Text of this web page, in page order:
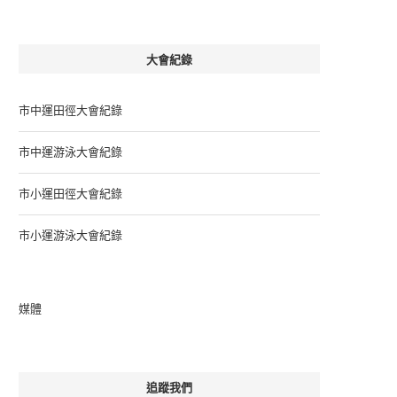
大會紀錄
市中運田徑大會紀錄
市中運游泳大會紀錄
市小運田徑大會紀錄
市小運游泳大會紀錄
媒體
追蹤我們